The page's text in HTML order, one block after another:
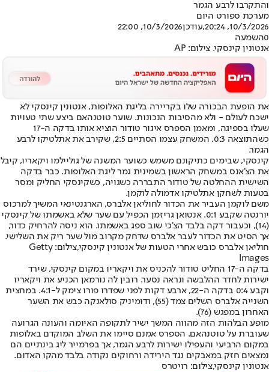
והתקרבו לרבע הגמר
מערכת ספורט היום
10/3/2026, 20:24
,עודכן10/3/2026, 22:00
0השמעה
אנטונין קינסקי. צילום: AP
את הופעת הבכורה שלו בקריירה בליגת האלופות, אנטונין קינסקי לא
ישכח לעולם - ולא מהסיבות הנכונות. שוער טוטנהאם ביצע שתי טעויות
שעלו בספיגה, ומאמן הספרס איגור טודור הוציא אותו בדקה ה-17
כשהתוצאה 0:3. המשחק עצמו הסתיים 2:5, שקירב את אתלטיקו לרבע
הגמר.
קינסקי, שבימים כתיקונם משמש כשוער המשנה של גוליילמו ויקאריו, קיבל
את הצ'אנס במשחק הראשון בשמינית גמר ליגת האלופות. כבר בדקה
השישית ההחלטה של טודור התבררה כשגויה, כשקינסקי החליק ומסר
בטעות לשחקן אתלטיקו אדמולה לוקמן.
משם לוקמן העביר את הכדור לחוליאן אלברס, הארגנטינאי המשיך למרכוס
יורנטה שקבע 0:1. אנטואן גריזמן הכפיל עם שער שלא באשמתו של קינסקי
(14), וכעבור דקה בלבד הצ'כי שוב ספג באשמתו. הוא ניסה להרחיק כדור,
אך הסיט את הכדור לעבר אלברס שדחק מקרוב מול שער ריק את השלישי.
חוליאן אלברס כובש אחרי הטעות של אנטונין קינסקי,צילום: Getty
Images
בדקה ה-17 החליט טודור להכניס את ויקאריו במקום קינסקי, שירד
ישירות לחדר ההלבשה ונראה נסער. רובין לה נורמאן הכניע את ויקאריו
וקבע 0:4 בדקה ה-22, ארבע דקות לפני שפדרו פורו צימק ל-4:1. במחצית
השנייה אלברס השלים צמד (55), ודומיניק סולאנקה כבש את השער
האחרון במפגש (76).
מופע הבלהות הזה מהווה המשך ישיר לתקופה האיומה והעונה הגרועה
שעוברת על טוטנהאם. הספרס אמנם סיימו את השלב המוקדם באלופות
במקום הרביעי והעפילו ישירות לרבע הגמר, אך בפרמייר ליג בינתיים הם
נמצאים חזק במאבקים נגד הירידה ורחוקים נקודה בלבד מהקו האדום.
אנטונין קינסקי,צילום: רויטרס